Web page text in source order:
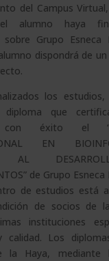
del Campus
alumno haya
sobre Grupo Esneca
dispondrá de
los
diploma que
con éxito el
EN
AL
de Grupo
de estudios está
de socios de
instituciones
calidad. Los
la Haya, mediante